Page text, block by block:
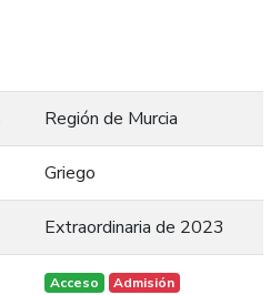
Región de Murcia
Griego
Extraordinaria de 2023
Acceso Admisión